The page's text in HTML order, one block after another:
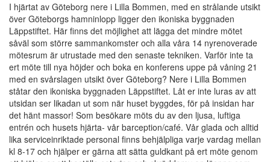
I hjärtat av Göteborg nere i Lilla Bommen, med en strålande utsikt
över Göteborgs hamninlopp ligger den ikoniska byggnaden
Läppstiftet. Här finns det möjlighet att lägga det mindre mötet
såväl som större sammankomster och alla våra 14 nyrenoverade
mötesrum är utrustade med den senaste tekniken. Varför inte ta
ert möte till nya höjder och boka en konferens uppe på våning 21
med en svårslagen utsikt över Göteborg? Nere i Lilla Bommen
ståtar den ikoniska byggnaden Läppstiftet. Låt er inte luras av att
utsidan ser likadan ut som när huset byggdes, för på insidan har
det hänt massor! Som besökare möts du av den ljusa, luftiga
entrén och husets hjärta- vår barception/café. Vår glada och alltid
lika serviceinriktade personal finns behjälpliga varje vardag mellan
kl 8-17 och hjälper er gärna att sätta guldkant på ert möte genom